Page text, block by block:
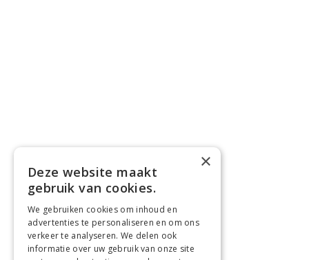
×
Deze website maakt
gebruik van cookies.
We gebruiken cookies om inhoud en
advertenties te personaliseren en om ons
verkeer te analyseren. We delen ook
informatie over uw gebruik van onze site